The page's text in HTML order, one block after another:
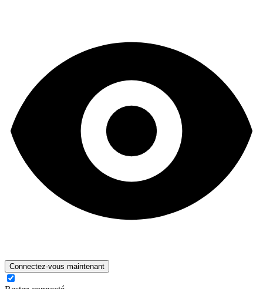
Connectez-vous maintenant